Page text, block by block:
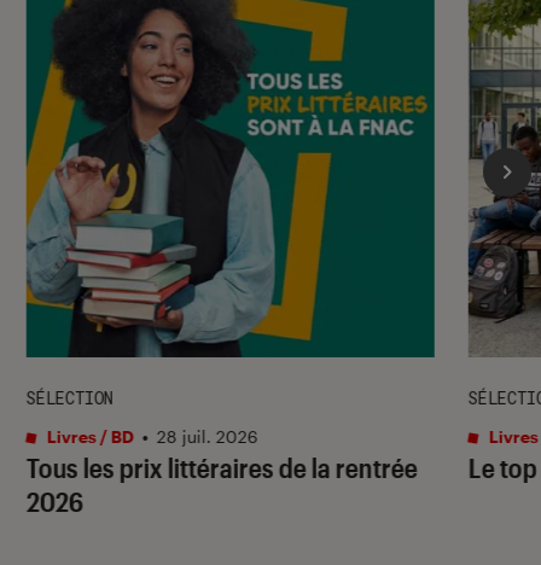
Tous les prix littéraires de la rentrée
2026
SÉLECTION
Livres / BD • 28 juil. 2026
Le
Livres